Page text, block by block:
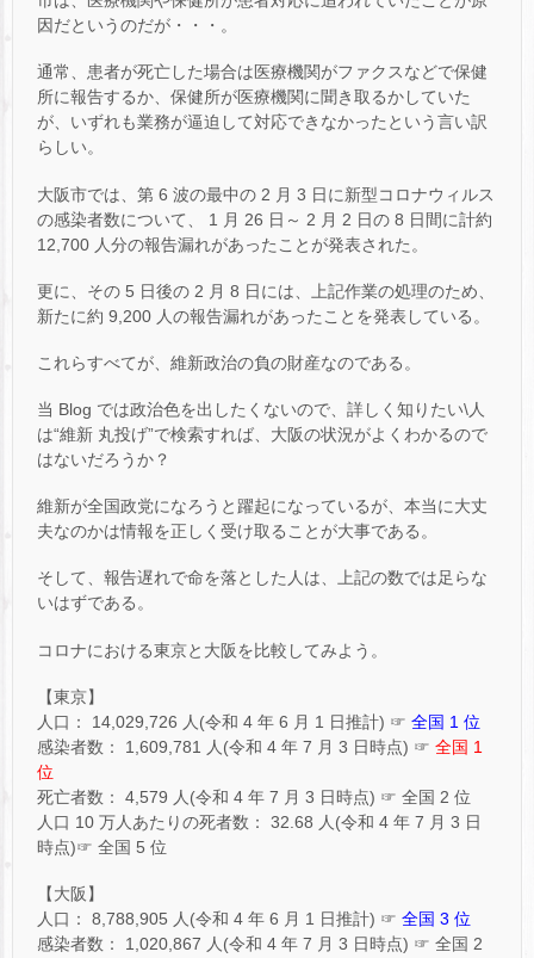
因だというのだが・・・。
通常、患者が死亡した場合は医療機関がファクスなどで保健
所に報告するか、保健所が医療機関に聞き取るかしていた
が、いずれも業務が逼迫して対応できなかったという言い訳
らしい。
大阪市では、第 6 波の最中の 2 月 3 日に新型コロナウィルス
の感染者数について、 1 月 26 日～ 2 月 2 日の 8 日間に計約
12,700 人分の報告漏れがあったことが発表された。
更に、その 5 日後の 2 月 8 日には、上記作業の処理のため、
新たに約 9,200 人の報告漏れがあったことを発表している。
これらすべてが、維新政治の負の財産なのである。
当 Blog では政治色を出したくないので、詳しく知りたい\人
は“維新 丸投げ”で検索すれば、大阪の状況がよくわかるので
はないだろうか？
維新が全国政党になろうと躍起になっているが、本当に大丈
夫なのかは情報を正しく受け取ることが大事である。
そして、報告遅れで命を落とした人は、上記の数では足らな
いはずである。
コロナにおける東京と大阪を比較してみよう。
【東京】
人口： 14,029,726 人(令和 4 年 6 月 1 日推計) ☞ 全国 1 位
感染者数： 1,609,781 人(令和 4 年 7 月 3 日時点) ☞ 全国 1
位
死亡者数： 4,579 人(令和 4 年 7 月 3 日時点) ☞ 全国 2 位
人口 10 万人あたりの死者数： 32.68 人(令和 4 年 7 月 3 日
時点)☞ 全国 5 位
【大阪】
人口： 8,788,905 人(令和 4 年 6 月 1 日推計) ☞ 全国 3 位
感染者数： 1,020,867 人(令和 4 年 7 月 3 日時点) ☞ 全国 2